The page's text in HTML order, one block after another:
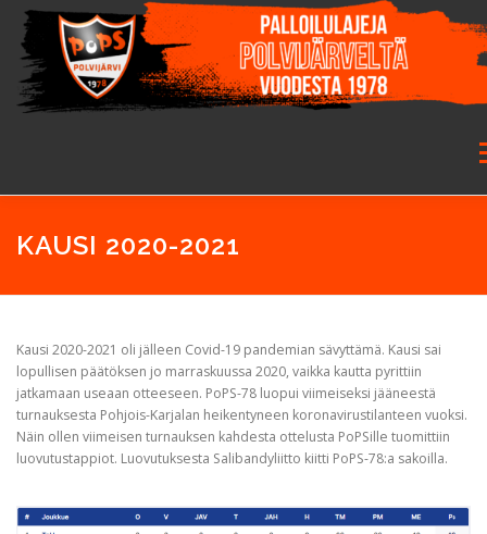
Siirry
sisältöön
ETUSIVU SEURA
GALLERIA
KAUSI 2020-2021
Kausi 2020-2021 oli jälleen Covid-19 pandemian sävyttämä. Kausi sai
lopullisen päätöksen jo marraskuussa 2020, vaikka kautta pyrittiin
jatkamaan useaan otteeseen. PoPS-78 luopui viimeiseksi jääneestä
turnauksesta Pohjois-Karjalan heikentyneen koronavirustilanteen vuoksi.
Näin ollen viimeisen turnauksen kahdesta ottelusta PoPSille tuomittiin
luovutustappiot. Luovutuksesta Salibandyliitto kiitti PoPS-78:a sakoilla.